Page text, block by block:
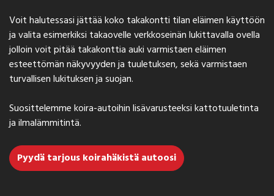
Voit halutessasi jättää koko takakontti tilan eläimen käyttöön
ja valita esimerkiksi takaovelle verkkoseinän lukittavalla ovella
jolloin voit pitää takakonttia auki varmistaen eläimen
esteettömän näkyvyyden ja tuuletuksen, sekä varmistaen
turvallisen lukituksen ja suojan.
Suosittelemme koira-autoihin lisävarusteeksi kattotuuletinta
ja ilmalämmitintä.
Pyydä tarjous koirahäkistä autoosi